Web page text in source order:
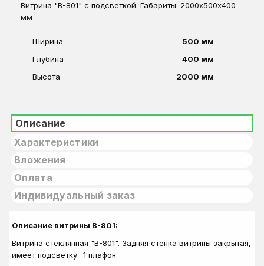
Витрина "В-801" с подсветкой. Габариты: 2000х500х400
мм
Ширина
500 мм
Глубина
400 мм
Высота
2000 мм
Описание
Характеристики
Вложения
Оплата
Индивидуальный заказ
Описание витрины В-801:
Витрина стеклянная "В-801". Задняя стенка витрины закрытая,
имеет подсветку -1 плафон.